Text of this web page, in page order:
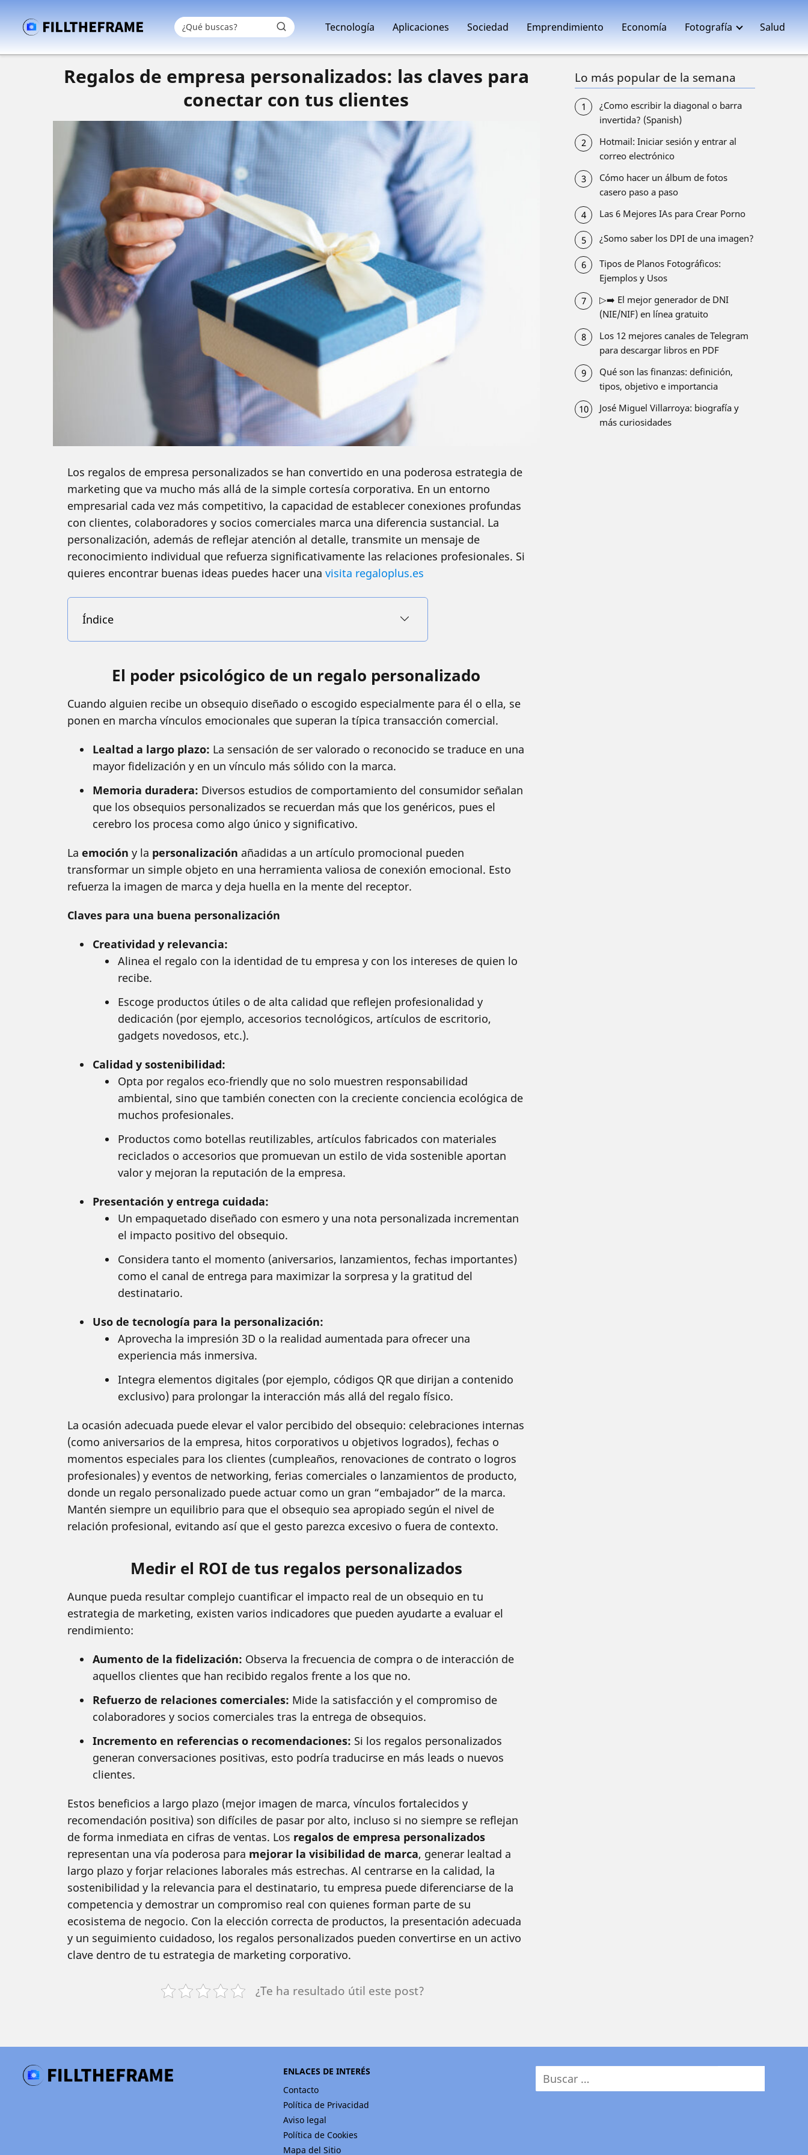
Tecnología Aplicaciones Sociedad Emprendimiento Economía Fotografía Salud
Regalos de empresa personalizados: las claves para
conectar con tus clientes
Los regalos de empresa personalizados se han convertido en una poderosa estrategia de
marketing que va mucho más allá de la simple cortesía corporativa. En un entorno
empresarial cada vez más competitivo, la capacidad de establecer conexiones profundas
con clientes, colaboradores y socios comerciales marca una diferencia sustancial. La
personalización, además de reflejar atención al detalle, transmite un mensaje de
reconocimiento individual que refuerza significativamente las relaciones profesionales. Si
quieres encontrar buenas ideas puedes hacer una visita regaloplus.es
Índice
El poder psicológico de un regalo personalizado
Cuando alguien recibe un obsequio diseñado o escogido especialmente para él o ella, se
ponen en marcha vínculos emocionales que superan la típica transacción comercial.
Lealtad a largo plazo: La sensación de ser valorado o reconocido se traduce en una
mayor fidelización y en un vínculo más sólido con la marca.
Memoria duradera: Diversos estudios de comportamiento del consumidor señalan
que los obsequios personalizados se recuerdan más que los genéricos, pues el
cerebro los procesa como algo único y significativo.
La emoción y la personalización añadidas a un artículo promocional pueden
transformar un simple objeto en una herramienta valiosa de conexión emocional. Esto
refuerza la imagen de marca y deja huella en la mente del receptor.
Claves para una buena personalización
Creatividad y relevancia:
Alinea el regalo con la identidad de tu empresa y con los intereses de quien lo
recibe.
Escoge productos útiles o de alta calidad que reflejen profesionalidad y
dedicación (por ejemplo, accesorios tecnológicos, artículos de escritorio,
gadgets novedosos, etc.).
Calidad y sostenibilidad:
Opta por regalos eco-friendly que no solo muestren responsabilidad
ambiental, sino que también conecten con la creciente conciencia ecológica de
muchos profesionales.
Productos como botellas reutilizables, artículos fabricados con materiales
reciclados o accesorios que promuevan un estilo de vida sostenible aportan
valor y mejoran la reputación de la empresa.
Presentación y entrega cuidada:
Un empaquetado diseñado con esmero y una nota personalizada incrementan
el impacto positivo del obsequio.
Considera tanto el momento (aniversarios, lanzamientos, fechas importantes)
como el canal de entrega para maximizar la sorpresa y la gratitud del
destinatario.
Uso de tecnología para la personalización:
Aprovecha la impresión 3D o la realidad aumentada para ofrecer una
experiencia más inmersiva.
Integra elementos digitales (por ejemplo, códigos QR que dirijan a contenido
exclusivo) para prolongar la interacción más allá del regalo físico.
La ocasión adecuada puede elevar el valor percibido del obsequio: celebraciones internas
(como aniversarios de la empresa, hitos corporativos u objetivos logrados), fechas o
momentos especiales para los clientes (cumpleaños, renovaciones de contrato o logros
profesionales) y eventos de networking, ferias comerciales o lanzamientos de producto,
donde un regalo personalizado puede actuar como un gran “embajador” de la marca.
Mantén siempre un equilibrio para que el obsequio sea apropiado según el nivel de
relación profesional, evitando así que el gesto parezca excesivo o fuera de contexto.
Medir el ROI de tus regalos personalizados
Aunque pueda resultar complejo cuantificar el impacto real de un obsequio en tu
estrategia de marketing, existen varios indicadores que pueden ayudarte a evaluar el
rendimiento:
Aumento de la fidelización: Observa la frecuencia de compra o de interacción de
aquellos clientes que han recibido regalos frente a los que no.
Refuerzo de relaciones comerciales: Mide la satisfacción y el compromiso de
colaboradores y socios comerciales tras la entrega de obsequios.
Incremento en referencias o recomendaciones: Si los regalos personalizados
generan conversaciones positivas, esto podría traducirse en más leads o nuevos
clientes.
Estos beneficios a largo plazo (mejor imagen de marca, vínculos fortalecidos y
recomendación positiva) son difíciles de pasar por alto, incluso si no siempre se reflejan
de forma inmediata en cifras de ventas. Los regalos de empresa personalizados
representan una vía poderosa para mejorar la visibilidad de marca, generar lealtad a
largo plazo y forjar relaciones laborales más estrechas. Al centrarse en la calidad, la
sostenibilidad y la relevancia para el destinatario, tu empresa puede diferenciarse de la
competencia y demostrar un compromiso real con quienes forman parte de su
ecosistema de negocio. Con la elección correcta de productos, la presentación adecuada
y un seguimiento cuidadoso, los regalos personalizados pueden convertirse en un activo
clave dentro de tu estrategia de marketing corporativo.
¿Te ha resultado útil este post?
Lo más popular de la semana
¿Como escribir la diagonal o barra
invertida? (Spanish)
Hotmail: Iniciar sesión y entrar al
correo electrónico
Cómo hacer un álbum de fotos
casero paso a paso
Las 6 Mejores IAs para Crear Porno
¿Somo saber los DPI de una imagen?
Tipos de Planos Fotográficos:
Ejemplos y Usos
▷➡️ El mejor generador de DNI
(NIE/NIF) en línea gratuito
Los 12 mejores canales de Telegram
para descargar libros en PDF
Qué son las finanzas: definición,
tipos, objetivo e importancia
José Miguel Villarroya: biografía y
más curiosidades
ENLACES DE INTERÉS
Contacto
Política de Privacidad
Aviso legal
Política de Cookies
Mapa del Sitio